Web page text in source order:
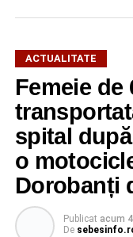
ACTUALITATE
Femeie de
spital
o
Dorobanți
Publicat acum
De